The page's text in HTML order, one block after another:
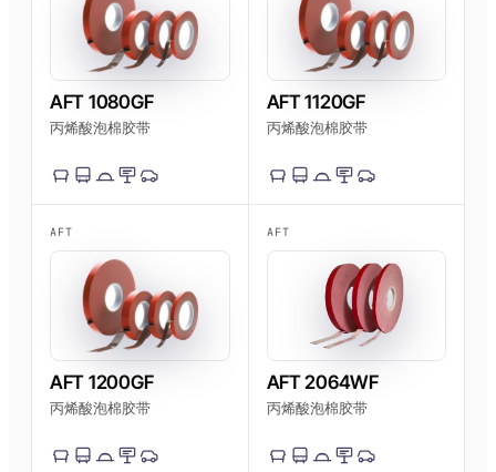
AFT 1080GF
丙烯酸泡棉胶带
AFT 1120GF
丙烯酸泡棉胶带
AFT
AFT 1200GF
丙烯酸泡棉胶带
AFT
AFT 2064WF
丙烯酸泡棉胶带